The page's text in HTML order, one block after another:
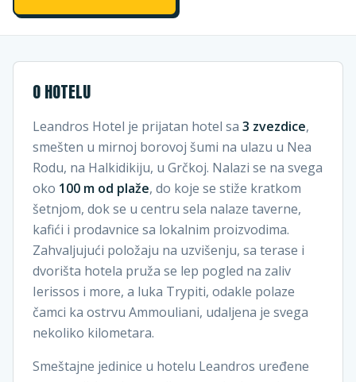
O HOTELU
Leandros Hotel je prijatan hotel sa 3 zvezdice,
smešten u mirnoj borovoj šumi na ulazu u Nea
Rodu, na Halkidikiju, u Grčkoj. Nalazi se na svega
oko 100 m od plaže, do koje se stiže kratkom
šetnjom, dok se u centru sela nalaze taverne,
kafići i prodavnice sa lokalnim proizvodima.
Zahvaljujući položaju na uzvišenju, sa terase i
dvorišta hotela pruža se lep pogled na zaliv
Ierissos i more, a luka Trypiti, odakle polaze
čamci ka ostrvu Ammouliani, udaljena je svega
nekoliko kilometara.
Smeštajne jedinice u hotelu Leandros uređene